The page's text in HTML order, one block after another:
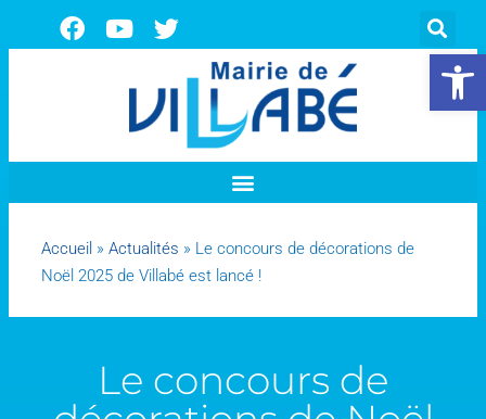
Ouvrir
Accueil » Actualités » Le concours de décorations de
Noël 2025 de Villabé est lancé !
Le concours de